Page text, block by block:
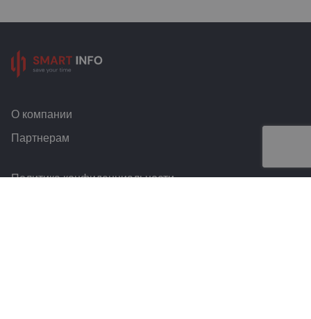
О компании
Партнерам
Политика конфиденциальности